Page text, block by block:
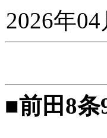
2026年
■前田8条